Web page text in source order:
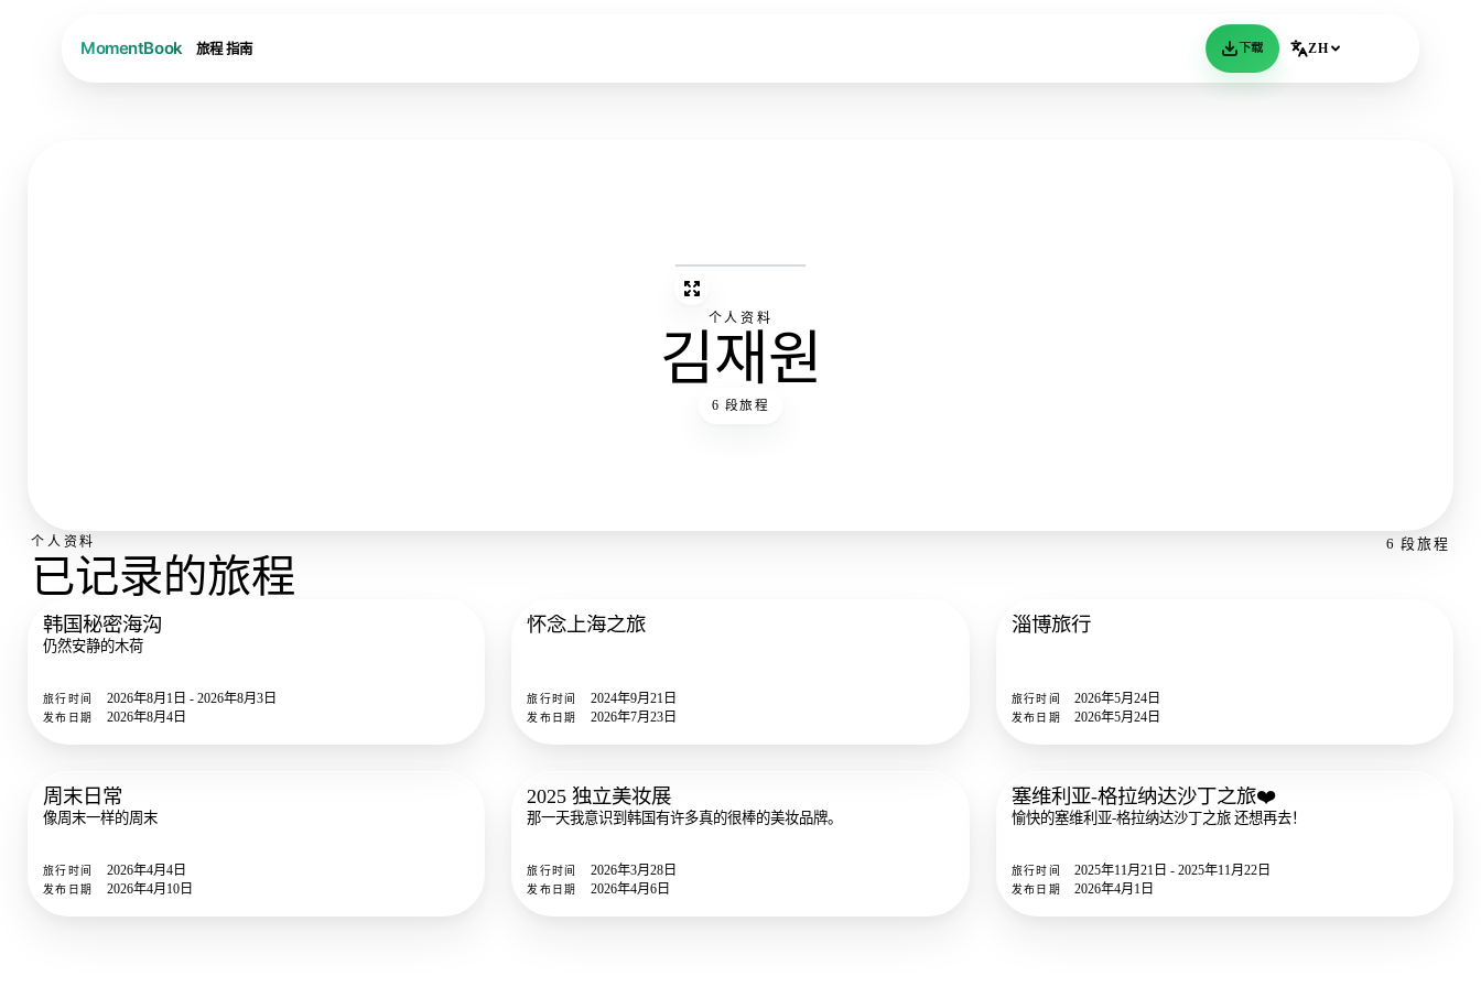
旅程指南 下载 ZH
个人资料
김재원
6 段旅程
个人资料
已记录的旅程
6 段旅程
韩国秘密海沟
仍然安静的木荷
旅行时间 2026年8月1日 - 2026年8月3日
发布日期 2026年8月4日
怀念上海之旅
旅行时间 2024年9月21日
发布日期 2026年7月23日
淄博旅行
旅行时间 2026年5月24日
发布日期 2026年5月24日
周末日常
像周末一样的周末
旅行时间 2026年4月4日
发布日期 2026年4月10日
2025 独立美妆展
那一天我意识到韩国有许多真的很棒的美妆品牌。
旅行时间 2026年3月28日
发布日期 2026年4月6日
塞维利亚-格拉纳达沙丁之旅❤️
愉快的塞维利亚-格拉纳达沙丁之旅 还想再去！
旅行时间 2025年11月21日 - 2025年11月22日
发布日期 2026年4月1日